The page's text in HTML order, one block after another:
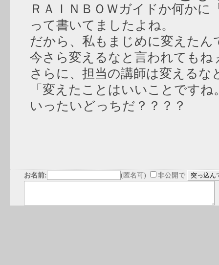
ＲＡＩＮＢＯＷガイドか何か
って書いてましたよね。
だから、私もまじめに変えたん
今さら変えるなと言われてもね
さらに、担当の講師は変えるな
「変えたことはいいことですね
いったいどっちだ？？？？
お名前: (匿名可) 非公開で